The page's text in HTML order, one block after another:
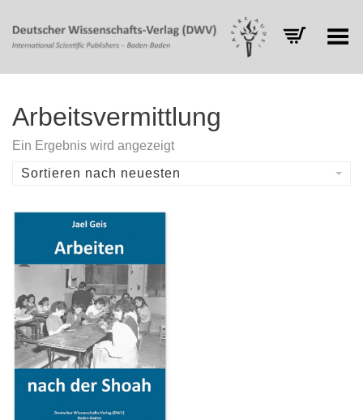
Toggle Menu
Arbeitsvermittlung
Ein Ergebnis wird angezeigt
Sortieren nach neuesten